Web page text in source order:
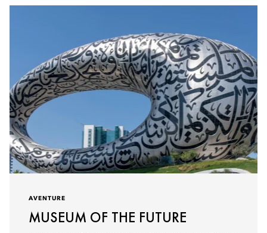
AVENTURE
MUSEUM OF THE FUTURE